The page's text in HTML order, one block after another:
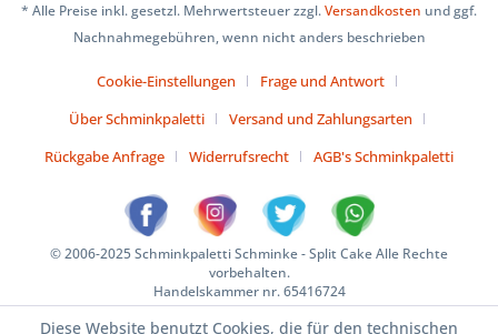
* Alle Preise inkl. gesetzl. Mehrwertsteuer zzgl.Versandkosten und ggf.
Nachnahmegebühren, wenn nicht anders beschrieben
Cookie-Einstellungen
Frage und Antwort
Über Schminkpaletti
Versand und Zahlungsarten
Rückgabe Anfrage
Widerrufsrecht AGB's Schminkpaletti
© 2006-2025 Schminkpaletti Schminke - Split Cake Alle Rechte
vorbehalten.
Handelskammer nr. 65416724
Diese Website benutzt Cookies, die für den technischen